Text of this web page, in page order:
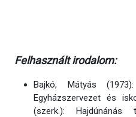
Felhasznált irodalom:
Bajkó, Mátyás
Egyházszervezet és
(szerk.): Hajdúnánás